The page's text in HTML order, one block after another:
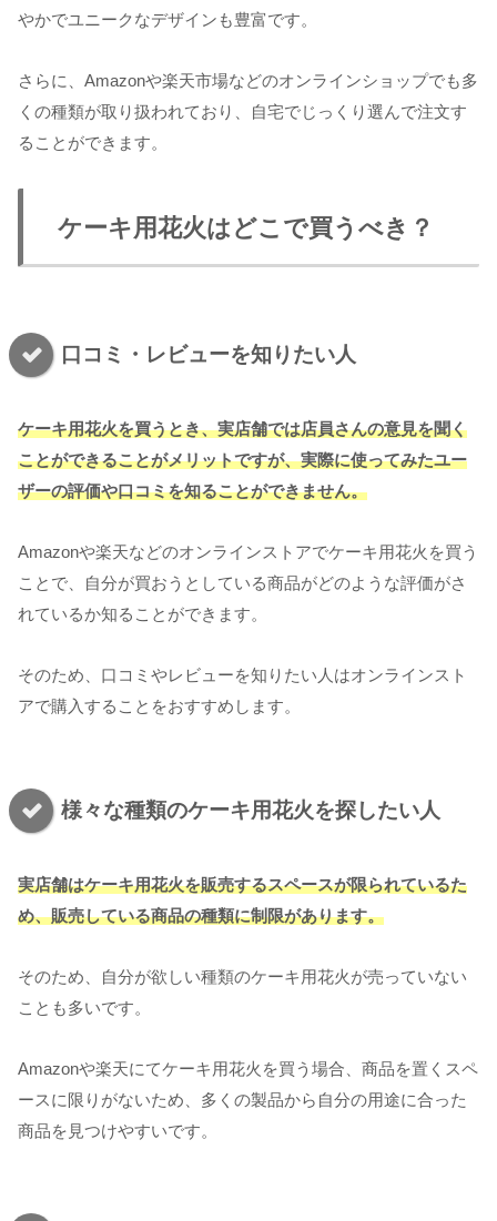
やかでユニークなデザインも豊富です。
さらに、Amazonや楽天市場などのオンラインショップでも多
くの種類が取り扱われており、自宅でじっくり選んで注文す
ることができます。
ケーキ用花火はどこで買うべき？
口コミ・レビューを知りたい人
ケーキ用花火を買うとき、実店舗では店員さんの意見を聞く
ことができることがメリットですが、実際に使ってみたユー
ザーの評価や口コミを知ることができません。
Amazonや楽天などのオンラインストアでケーキ用花火を買う
ことで、自分が買おうとしている商品がどのような評価がさ
れているか知ることができます。
そのため、口コミやレビューを知りたい人はオンラインスト
アで購入することをおすすめします。
様々な種類のケーキ用花火を探したい人
実店舗はケーキ用花火を販売するスペースが限られているた
め、販売している商品の種類に制限があります。
そのため、自分が欲しい種類のケーキ用花火が売っていない
ことも多いです。
Amazonや楽天にてケーキ用花火を買う場合、商品を置くスペ
ースに限りがないため、多くの製品から自分の用途に合った
商品を見つけやすいです。